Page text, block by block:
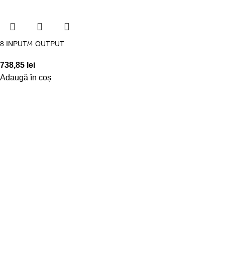
8 INPUT/4 OUTPUT
738,85 lei
Adaugă în coș